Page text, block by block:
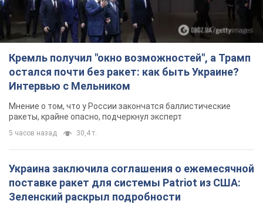
Кремль получил "окно возможностей", а Трамп
остался почти без ракет: как быть Украине?
Интервью с Мельником
Мнение о том, что у России закончатся баллистические
ракеты, крайне опасно, подчеркнул эксперт
5 часов назад 30,4 т.
Украина заключила соглашения о ежемесячной
поставке ракет для системы Patriot из США:
Зеленский раскрыл подробности